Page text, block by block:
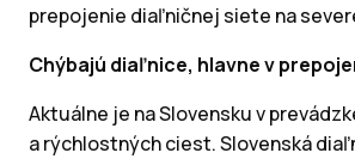
prepojenie diaľničnej siete na
Chýbajú diaľnice, hlavne v
Aktuálne je na Slovensku v
a rýchlostných ciest. Slovenská